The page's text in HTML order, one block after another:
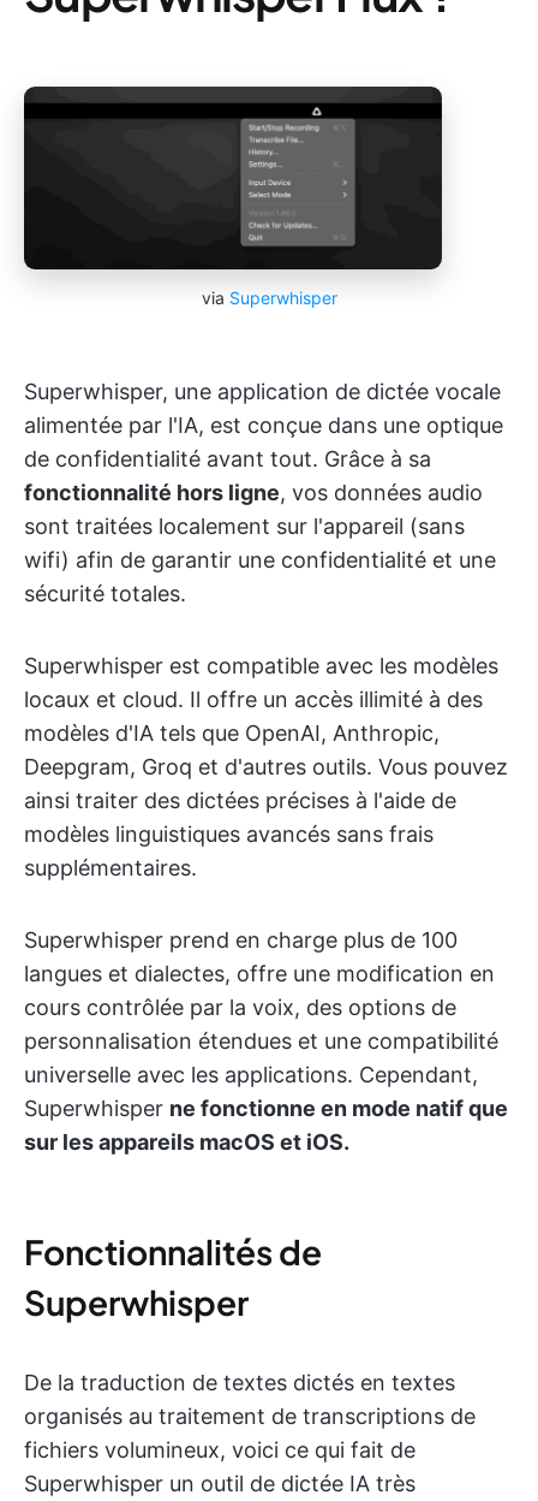
via Superwhisper
Superwhisper, une application de dictée vocale
alimentée par l'IA, est conçue dans une optique
de confidentialité avant tout. Grâce à sa
fonctionnalité hors ligne, vos données audio
sont traitées localement sur l'appareil (sans
wifi) afin de garantir une confidentialité et une
sécurité totales.
Superwhisper est compatible avec les modèles
locaux et cloud. Il offre un accès illimité à des
modèles d'IA tels que OpenAI, Anthropic,
Deepgram, Groq et d'autres outils. Vous pouvez
ainsi traiter des dictées précises à l'aide de
modèles linguistiques avancés sans frais
supplémentaires.
Superwhisper prend en charge plus de 100
langues et dialectes, offre une modification en
cours contrôlée par la voix, des options de
personnalisation étendues et une compatibilité
universelle avec les applications. Cependant,
Superwhisper ne fonctionne en mode natif que
sur les appareils macOS et iOS.
Fonctionnalités de
Superwhisper
De la traduction de textes dictés en textes
organisés au traitement de transcriptions de
fichiers volumineux, voici ce qui fait de
Superwhisper un outil de dictée IA très